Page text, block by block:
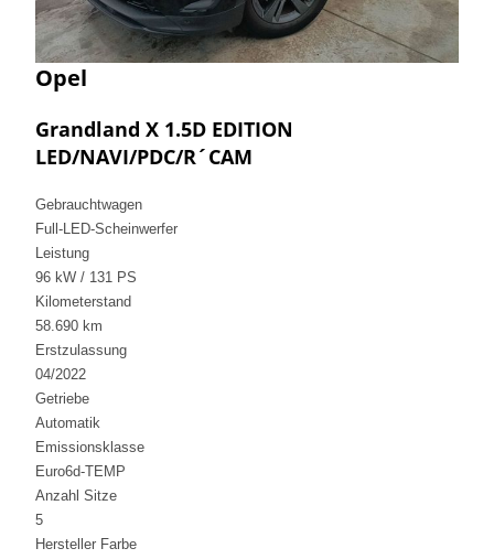
Opel
Grandland X 1.5D EDITION
LED/NAVI/PDC/R´CAM
Gebrauchtwagen
Full-LED-Scheinwerfer
Leistung
96 kW / 131 PS
Kilometerstand
58.690 km
Erstzulassung
04/2022
Getriebe
Automatik
Emissionsklasse
Euro6d-TEMP
Anzahl Sitze
5
Hersteller Farbe